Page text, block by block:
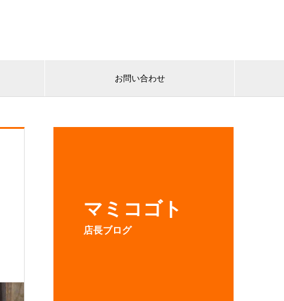
お問い合わせ
マミコゴト
店長ブログ